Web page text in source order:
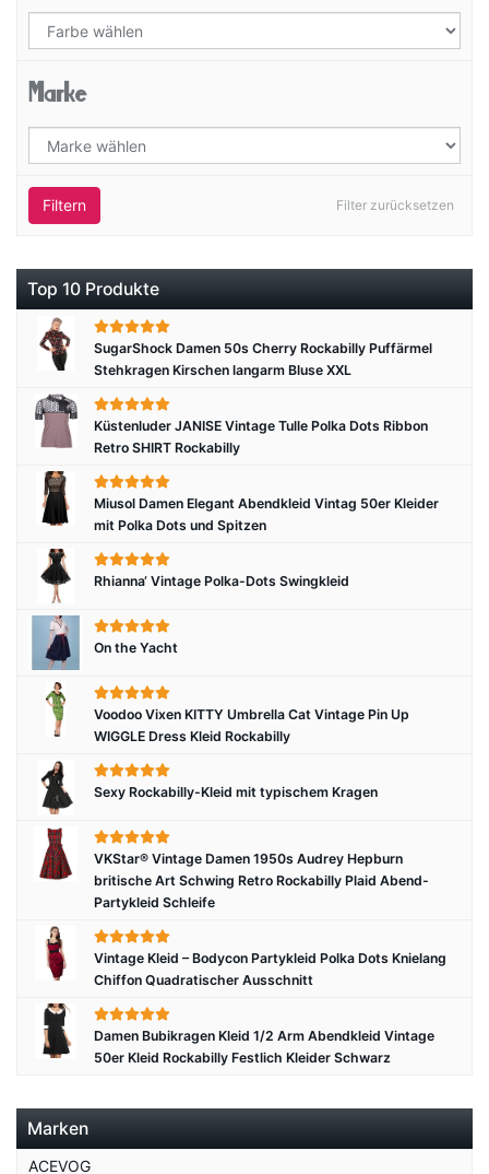
Marke
Filter zurücksetzen
Filtern
Top 10 Produkte
SugarShock Damen 50s Cherry Rockabilly Puffärmel
Stehkragen Kirschen langarm Bluse XXL
Küstenluder JANISE Vintage Tulle Polka Dots Ribbon
Retro SHIRT Rockabilly
Miusol Damen Elegant Abendkleid Vintag 50er Kleider
mit Polka Dots und Spitzen
Rhianna‘ Vintage Polka-Dots Swingkleid
On the Yacht
Voodoo Vixen KITTY Umbrella Cat Vintage Pin Up
WIGGLE Dress Kleid Rockabilly
Sexy Rockabilly-Kleid mit typischem Kragen
VKStar® Vintage Damen 1950s Audrey Hepburn
britische Art Schwing Retro Rockabilly Plaid Abend-
Partykleid Schleife
Vintage Kleid – Bodycon Partykleid Polka Dots Knielang
Chiffon Quadratischer Ausschnitt
Damen Bubikragen Kleid 1/2 Arm Abendkleid Vintage
50er Kleid Rockabilly Festlich Kleider Schwarz
Marken
ACEVOG